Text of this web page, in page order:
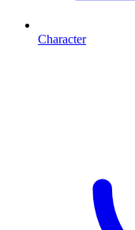
Character